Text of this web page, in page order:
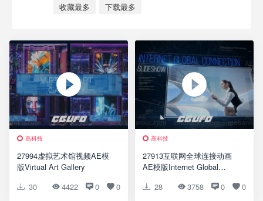
收藏最多
下载最多
高科技
27994虚拟艺术馆视频AE模
版Virtual Art Gallery
30
4422 0 0
高科技
27913互联网全球连接动画
AE模版Internet Global
28
3758 0 0